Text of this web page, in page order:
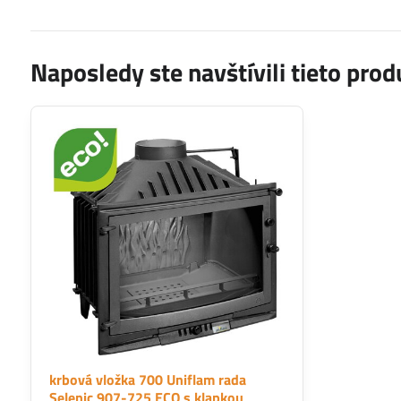
Naposledy ste navštívili tieto
krbová vložka 700 Uniflam rada